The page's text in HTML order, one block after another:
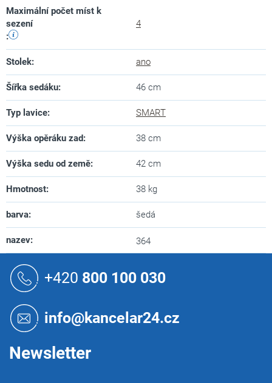
Maximální počet míst k
sezení
:
4
Stolek: ano
Šířka sedáku: 46 cm
Typ lavice: SMART
Výška opěráku zad: 38 cm
Výška sedu od země: 42 cm
Hmotnost: 38 kg
barva: šedá
nazev: 364
+420 800 100 030
info@kancelar24.cz
Newsletter